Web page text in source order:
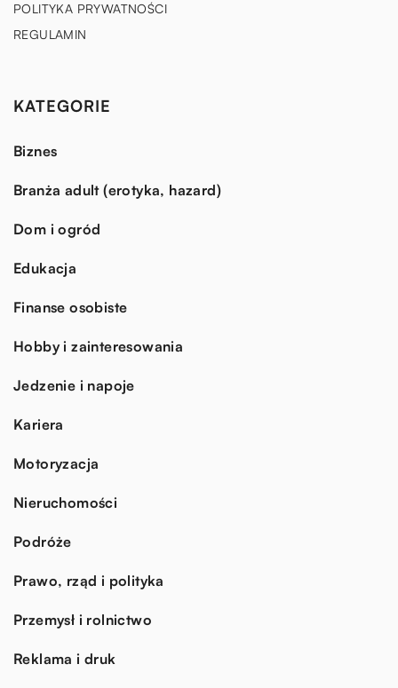
POLITYKA PRYWATNOŚCI
REGULAMIN
KATEGORIE
Biznes
Branża adult (erotyka, hazard)
Dom i ogród
Edukacja
Finanse osobiste
Hobby i zainteresowania
Jedzenie i napoje
Kariera
Motoryzacja
Nieruchomości
Podróże
Prawo, rząd i polityka
Przemysł i rolnictwo
Reklama i druk